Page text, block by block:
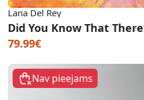
Lana Del Rey
79.99€
Nav pieejams